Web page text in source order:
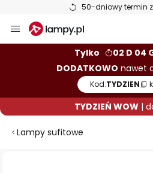
50-dniowy termin
Przejdź
do
Tylko
02 D 04
DODATKOWO nawet
Kod:TYDZIEN
TYDZIEŃ WOW|
Lampy sufitowe